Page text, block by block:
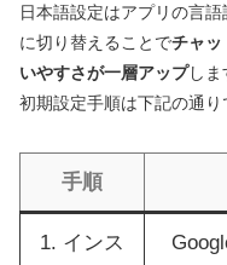
日本語設定はアプリの言
に切り替えることでチャッ
いやすさが一層アップしま
初期設定手順は下記の通り
手順
1. インス